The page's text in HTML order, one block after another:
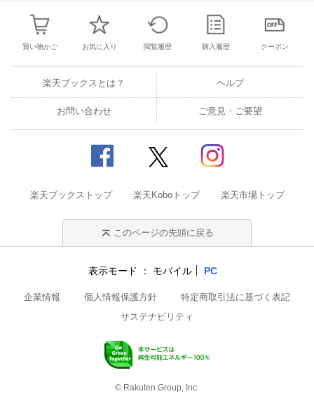
買い物かご お気に入り 閲覧履歴 購入履歴 クーポン
楽天ブックスとは？ ヘルプ
お問い合わせ ご意見・ご要望
楽天ブックストップ 楽天Koboトップ 楽天市場トップ
このページの先頭に戻る
表示モード モバイル PC
企業情報 個人情報保護方針
特定商取引法に基づく表記
サステナビリティ
© Rakuten Group, Inc.